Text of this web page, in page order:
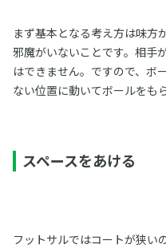
まず基本となる考え方は味方
邪魔がいないことです。相手
はできません。ですので、ボ
ない位置に動いてボールをも
スペースをあける
フットサルではコートが狭い